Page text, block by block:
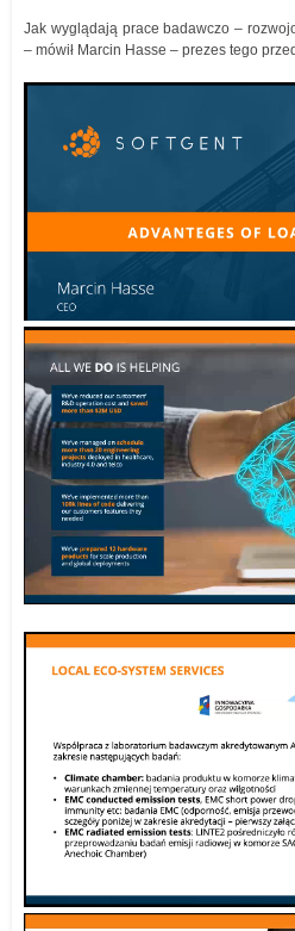
Jak wyglądają prace badawczo –
– mówił Marcin Hasse – prezes tego